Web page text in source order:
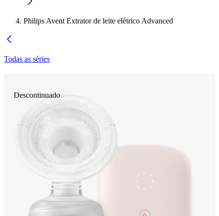
Philips Avent Extrator de leite elétrico Advanced
Todas as séries
Descontinuado